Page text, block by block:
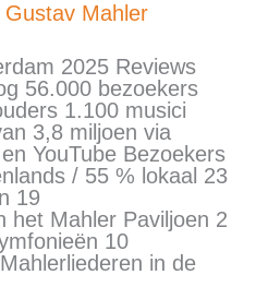
Gustav Mahler
2025 Reviews
56.000 bezoekers
1.100 musici
3,8 miljoen via
YouTube Bezoekers
/ 55 % lokaal 23
19
het Mahler Paviljoen 2
10
in de